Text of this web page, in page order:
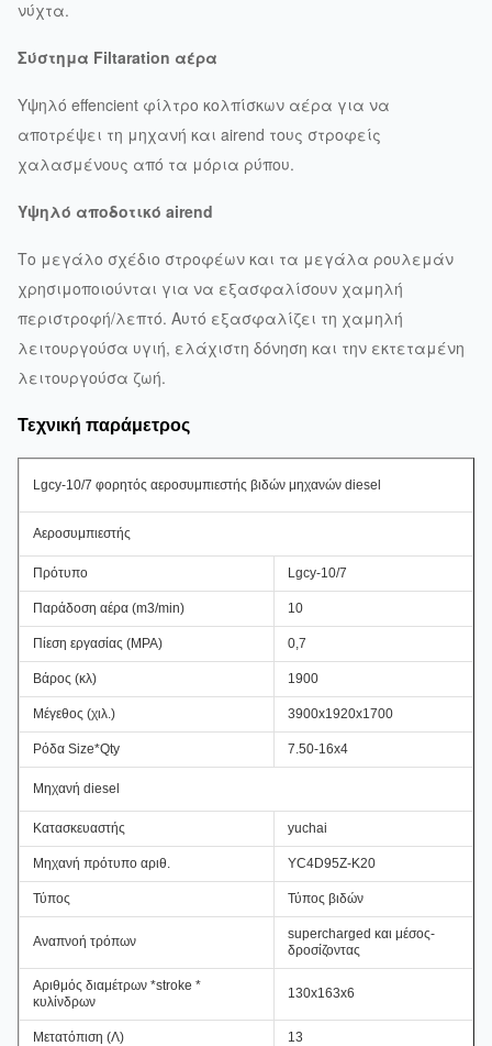
νύχτα.
Σύστημα Filtaration αέρα
Υψηλό effencient φίλτρο κολπίσκων αέρα για να
αποτρέψει τη μηχανή και airend τους στροφείς
χαλασμένους από τα μόρια ρύπου.
Υψηλό αποδοτικό airend
Το μεγάλο σχέδιο στροφέων και τα μεγάλα ρουλεμάν
χρησιμοποιούνται για να εξασφαλίσουν χαμηλή
περιστροφή/λεπτό. Αυτό εξασφαλίζει τη χαμηλή
λειτουργούσα υγιή, ελάχιστη δόνηση και την εκτεταμένη
λειτουργούσα ζωή.
Τεχνική παράμετρος
Lgcy-10/7 φορητός αεροσυμπιεστής βιδών μηχανών diesel
Αεροσυμπιεστής
Πρότυπο Lgcy-10/7
Παράδοση αέρα (m3/min) 10
Πίεση εργασίας (MPA) 0,7
Βάρος (κλ) 1900
Μέγεθος (χιλ.) 3900x1920x1700
Ρόδα Size*Qty 7.50-16x4
Μηχανή diesel
Κατασκευαστής yuchai
Μηχανή πρότυπο αριθ. YC4D95Z-K20
Τύπος Τύπος βιδών
Αναπνοή τρόπων
supercharged και μέσος-
δροσίζοντας
Αριθμός διαμέτρων *stroke *
κυλίνδρων
130x163x6
Μετατόπιση (Λ) 13